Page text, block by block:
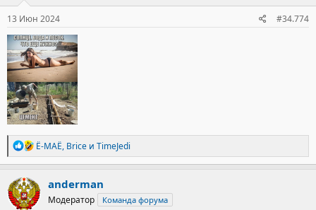
:
13 Июн 2024 #34.774
Р
е
а
ц
и
Ё-МАЁ, Brice и TimeJedi
anderman
Модератор Команда форума